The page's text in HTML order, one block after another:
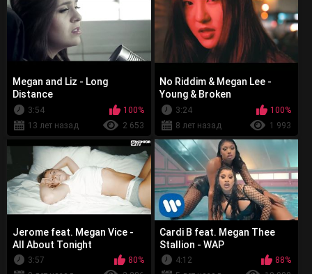
Megan and Liz - Long
Distance
3:54
100%
13 лет назад
2 653
No Riddim & Megan Lee -
Young & Broken
3:24
100%
8 лет назад
1 993
Jerome feat. Megan Vice -
All About Tonight
3:57
80%
Cardi B feat. Megan Thee
Stallion - WAP
4:12
88%